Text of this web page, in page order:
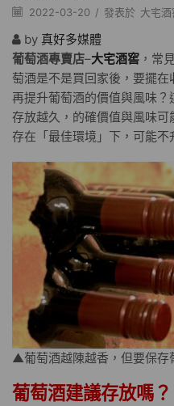
2022-03-20 / 發表於 大宅酒
by 真好多媒體
葡萄酒專賣店–大宅酒窖 ，常
萄酒是不是買回家後，要擺
再提升葡萄酒的價值與風味
存放越久，的確價值與風味
存在「最佳環境」下，可能不
▲葡萄酒越陳越香，但要保存
葡萄酒建議存放嗎？